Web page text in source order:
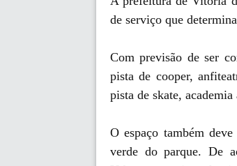
de serviço que
Com previsão de ser
pista de cooper,
pista de skate,
O espaço também
verde do parque. De